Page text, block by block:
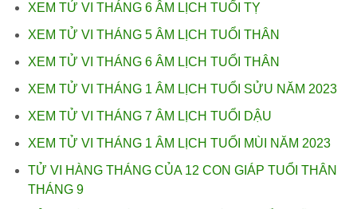
XEM TỬ VI THÁNG 6 ÂM LỊCH TUỔI TỴ
XEM TỬ VI THÁNG 5 ÂM LỊCH TUỔI THÂN
XEM TỬ VI THÁNG 6 ÂM LỊCH TUỔI THÂN
XEM TỬ VI THÁNG 1 ÂM LỊCH TUỔI SỬU NĂM 2023
XEM TỬ VI THÁNG 7 ÂM LỊCH TUỔI DẬU
XEM TỬ VI THÁNG 1 ÂM LỊCH TUỔI MÙI NĂM 2023
TỬ VI HÀNG THÁNG CỦA 12 CON GIÁP TUỔI THÂN
THÁNG 9